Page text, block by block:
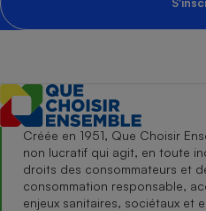
Créée en 1951, Que Choisir
non lucratif qui agit, en toute
droits des consommateurs et
consommation responsable,
enjeux sanitaires, sociétaux et